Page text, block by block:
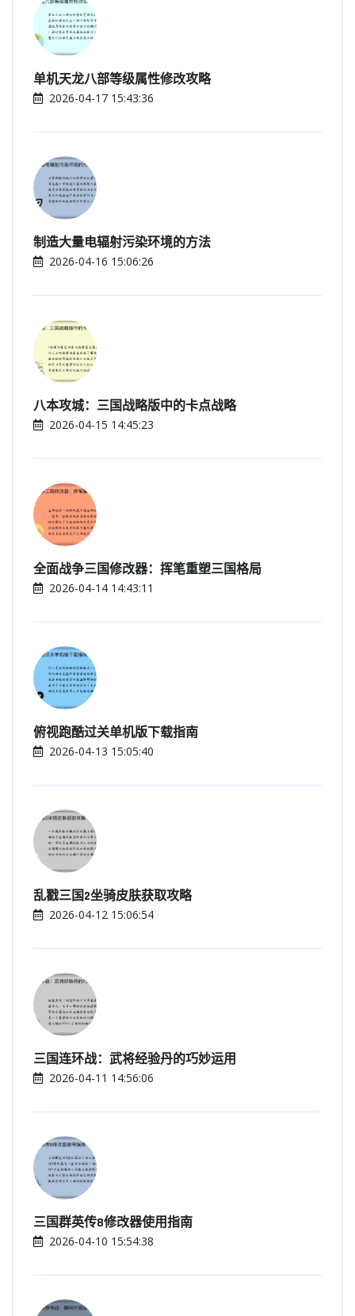
单机天龙八部等级属性修改攻略
2026-04-17 15:43:36
制造大量电辐射污染环境的方法
2026-04-16 15:06:26
八本攻城：三国战略版中的卡点战略
2026-04-15 14:45:23
全面战争三国修改器：挥笔重塑三国格局
2026-04-14 14:43:11
俯视跑酷过关单机版下载指南
2026-04-13 15:05:40
乱戳三国2坐骑皮肤获取攻略
2026-04-12 15:06:54
三国连环战：武将经验丹的巧妙运用
2026-04-11 14:56:06
三国群英传8修改器使用指南
2026-04-10 15:54:38